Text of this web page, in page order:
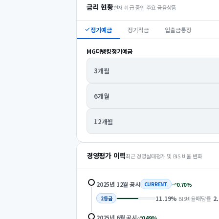
금리 현황현재 취급 중인 주요 금융상품
정기예금 정기적금 입출금통장
MG더뱅킹정기예금
3개월
6개월
12개월
경영평가 이력최근 경영실태평가 및 BIS 비율 변화
2025년 12월 공시 CURRENT 0.70%
2등급 11.19% BIS비율배당률
2025년 6월공시